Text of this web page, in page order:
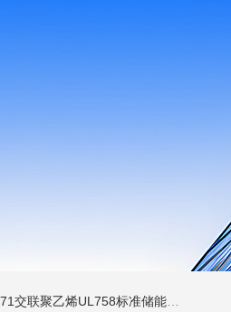
交联聚乙烯UL758标准储能电缆